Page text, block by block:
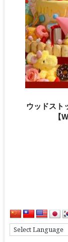
ウッドスト
【